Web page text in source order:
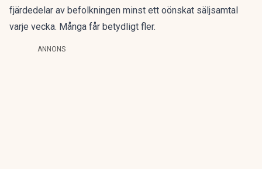
fjärdedelar av befolkningen minst ett oönskat säljsamtal
varje vecka. Många får betydligt fler.
ANNONS